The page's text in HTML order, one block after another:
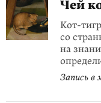
Чей
Кот-
со
на
Запись в